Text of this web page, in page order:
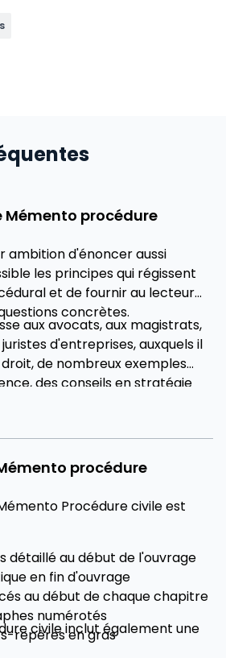
Mémento procédure
ambition d'énoncer aussi
les principes qui régissent
et de fournir au lecteur
concrètes.
aux avocats, aux magistrats,
d'entreprises, auxquels il
de nombreux exemples
des conseils en stratégie
des juridictions de premier
leur ressort.
procédure
Procédure civile est
détaillé au début de l'ouvrage
en fin d'ouvrage
au début de chaque chapitre
numérotés
repères en gras
civile inclut également une